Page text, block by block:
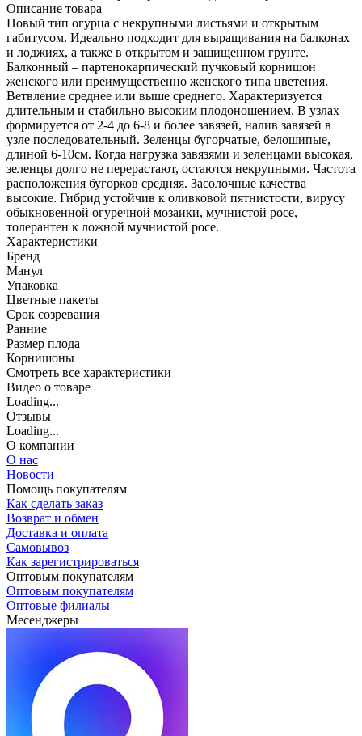
Описание товара
Новый тип огурца с некрупными листьями и открытым
габитусом. Идеально подходит для выращивания на балконах
и лоджиях, а также в открытом и защищенном грунте.
Балконный – партенокарпический пучковый корнишон
женского или преимущественно женского типа цветения.
Ветвление среднее или выше среднего. Характеризуется
длительным и стабильно высоким плодоношением. В узлах
формируется от 2-4 до 6-8 и более завязей, налив завязей в
узле последовательный. Зеленцы бугорчатые, белошипые,
длиной 6-10см. Когда нагрузка завязями и зеленцами высокая,
зеленцы долго не перерастают, остаются некрупными. Частота
расположения бугорков средняя. Засолочные качества
высокие. Гибрид устойчив к оливковой пятнистости, вирусу
обыкновенной огуречной мозаики, мучнистой росе,
толерантен к ложной мучнистой росе.
Характеристики
Бренд
Манул
Упаковка
Цветные пакеты
Срок созревания
Ранние
Размер плода
Корнишоны
Cмотреть все характеристики
Видео о товаре
Loading...
Отзывы
Loading...
О компании
О нас
Новости
Помощь покупателям
Как сделать заказ
Возврат и обмен
Доставка и оплата
Самовывоз
Как зарегистрироваться
Оптовым покупателям
Оптовым покупателям
Оптовые филиалы
Месенджеры